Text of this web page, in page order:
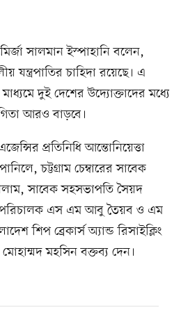
সালমান ইস্পাহানি বলেন,
যন্ত্রপাতির চাহিদা রয়েছে। এ
দুই দেশের উদ্যোক্তাদের মধ্যে
আরও বাড়বে।
প্রতিনিধি আন্তোনিয়েত্তা
চট্টগ্রাম চেম্বারের সাবেক
সাবেক সহসভাপতি সৈয়দ
পরিচালক এস এম আবু তৈয়ব ও এম
শিপ ব্রেকার্স অ্যান্ড রিসাইক্লিং
মহসিন বক্তব্য দেন।